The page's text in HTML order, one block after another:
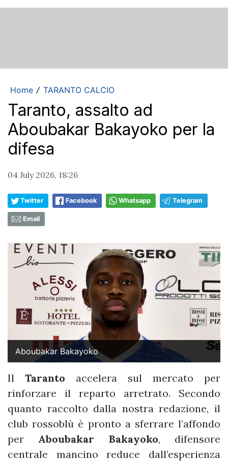
Home / TARANTO CALCIO
Taranto, assalto ad
Aboubakar Bakayoko per la
difesa
04 July 2026, 18:26
Twitter Facebook Whatsapp Telegram
Email
Aboubakar Bakayoko
Il Taranto accelera sul mercato per
rinforzare il reparto arretrato. Secondo
quanto raccolto dalla nostra redazione, il
club rossoblù è pronto a sferrare l’affondo
per Aboubakar Bakayoko, difensore
centrale mancino reduce dall’esperienza